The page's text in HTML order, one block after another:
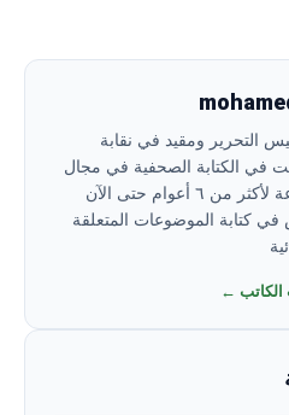
التحرير ومقيد في نقابة
في الكتابة الصحفية في مجال
الاقتصاد والزراعة لأكثر من ٦ أعوام حتى الآن
كتابة الموضوعات المتعلقة
الكاتب ←